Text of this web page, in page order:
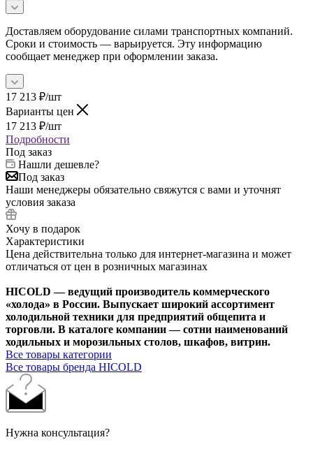
Доставляем оборудование силами транспортных компаний.
Сроки и стоимость — варьируется. Эту информацию
сообщает менеджер при оформлении заказа.
17 213 ₽/шт
Варианты цен
17 213 ₽/шт
Подробности
Под заказ
Нашли дешевле?
Под заказ
Наши менеджеры обязательно свяжутся с вами и уточнят
условия заказа
Хочу в подарок
Характеристики
Цена действительна только для интернет-магазина и может
отличаться от цен в розничных магазинах
HICOLD — ведущий производитель коммерческого
«холода» в России. Выпускает широкий ассортимент
холодильной техники для предприятий общепита и
торговли. В каталоге компании — сотни наименований
ходильных и морозильных столов, шкафов, витрин.
Все товары категории
Все товары бренда HICOLD
Нужна консультация?